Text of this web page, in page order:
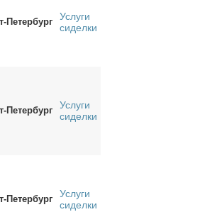
Петербург
Услуги
сиделки
Петербург
Услуги
сиделки
Петербург
Услуги
сиделки